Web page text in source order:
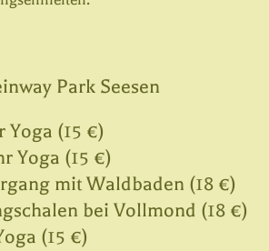
Park Seesen
Yoga (15 €)
Yoga (15 €)
mit Waldbaden (18 €)
bei Vollmond (18 €)
(15 €)